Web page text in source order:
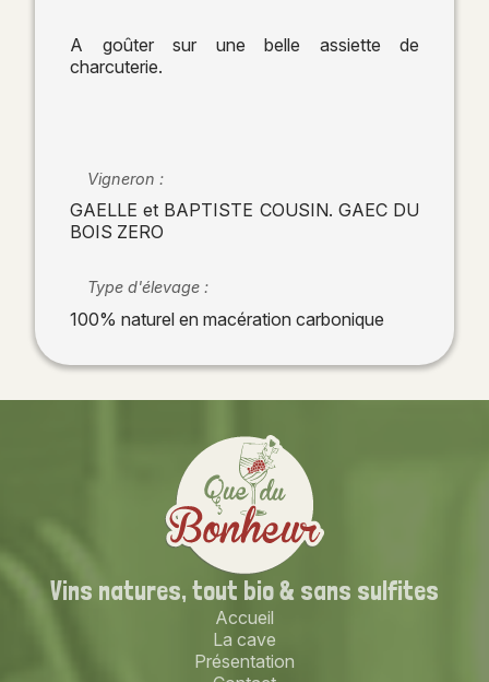
A goûter sur une belle assiette de
charcuterie.
Vigneron :
GAELLE et BAPTISTE COUSIN. GAEC DU
BOIS ZERO
Type d'élevage :
100% naturel en macération carbonique
Vins natures, tout bio& sans sulfites
Accueil
La cave
Présentation